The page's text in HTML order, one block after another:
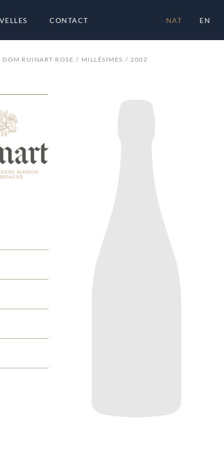
CONTACT NAT EN
DOM RUINART ROSE MILLÉSIMES 2002